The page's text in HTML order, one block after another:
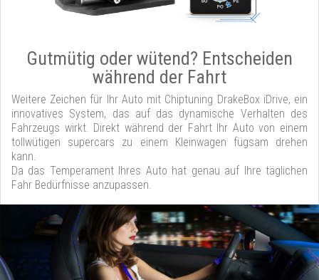
Gutmütig oder wütend? Entscheiden
während der Fahrt
Weitere Zeichen für Ihr Auto mit Chiptuning DrakeBox iDrive, ein
innovatives System, das auf das dynamische Verhalten des
Fahrzeugs wirkt. Direkt während der Fahrt Ihr Auto von einem
tollwütigen supercars zu einem Kleinwagen fügsam drehen
kann.
Da das Temperament Ihres Auto hat genau auf Ihre täglichen
Fahr Bedürfnisse anzupassen.